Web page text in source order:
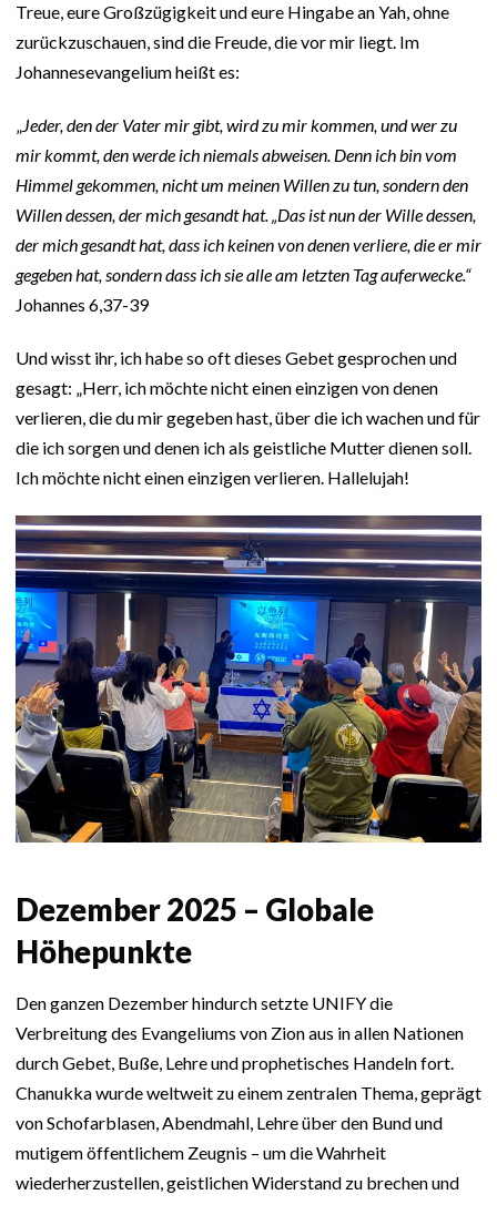
Treue, eure Großzügigkeit und eure Hingabe an Yah, ohne
zurückzuschauen, sind die Freude, die vor mir liegt. Im
Johannesevangelium heißt es:
„Jeder, den der Vater mir gibt, wird zu mir kommen, und wer zu
mir kommt, den werde ich niemals abweisen. Denn ich bin vom
Himmel gekommen, nicht um meinen Willen zu tun, sondern den
Willen dessen, der mich gesandt hat. „Das ist nun der Wille dessen,
der mich gesandt hat, dass ich keinen von denen verliere, die er mir
gegeben hat, sondern dass ich sie alle am letzten Tag auferwecke.“
Johannes 6,37-39
Und wisst ihr, ich habe so oft dieses Gebet gesprochen und
gesagt: „Herr, ich möchte nicht einen einzigen von denen
verlieren, die du mir gegeben hast, über die ich wachen und für
die ich sorgen und denen ich als geistliche Mutter dienen soll.
Ich möchte nicht einen einzigen verlieren. Hallelujah!
Dezember 2025 – Globale
Höhepunkte
Den ganzen Dezember hindurch setzte UNIFY die
Verbreitung des Evangeliums von Zion aus in allen Nationen
durch Gebet, Buße, Lehre und prophetisches Handeln fort.
Chanukka wurde weltweit zu einem zentralen Thema, geprägt
von Schofarblasen, Abendmahl, Lehre über den Bund und
mutigem öffentlichem Zeugnis – um die Wahrheit
wiederherzustellen, geistlichen Widerstand zu brechen und